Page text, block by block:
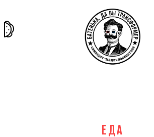
ЕДА